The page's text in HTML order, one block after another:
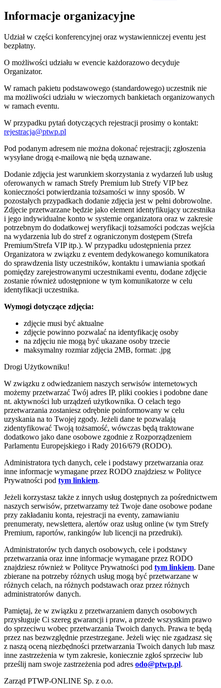
Informacje organizacyjne
Udział w części konferencyjnej oraz wystawienniczej eventu jest
bezpłatny.
O możliwości udziału w evencie każdorazowo decyduje
Organizator.
W ramach pakietu podstawowego (standardowego) uczestnik nie
ma możliwości udziału w wieczornych bankietach organizowanych
w ramach eventu.
W przypadku pytań dotyczących rejestracji prosimy o kontakt:
rejestracja@ptwp.pl
Pod podanym adresem nie można dokonać rejestracji; zgłoszenia
wysyłane drogą e-mailową nie będą uznawane.
Dodanie zdjęcia jest warunkiem skorzystania z wydarzeń lub usług
oferowanych w ramach Strefy Premium lub Strefy VIP bez
konieczności potwierdzania tożsamości w inny sposób. W
pozostałych przypadkach dodanie zdjęcia jest w pełni dobrowolne.
Zdjęcie przetwarzane będzie jako element identyfikujący uczestnika
i jego indywidualne konto w systemie organizatora oraz w zakresie
potrzebnym do dodatkowej weryfikacji tożsamości podczas wejścia
na wydarzenia lub do stref z ograniczonym dostępem (Strefa
Premium/Strefa VIP itp.). W przypadku udostępnienia przez
Organizatora w związku z eventem dedykowanego komunikatora
do sprawdzenia listy uczestników, kontaktu i umawiania spotkań
pomiędzy zarejestrowanymi uczestnikami eventu, dodane zdjęcie
zostanie również udostępnione w tym komunikatorze w celu
identyfikacji uczestnika.
Wymogi dotyczące zdjęcia:
zdjęcie musi być aktualne
zdjęcie powinno pozwalać na identyfikację osoby
na zdjęciu nie mogą być ukazane osoby trzecie
maksymalny rozmiar zdjęcia 2MB, format: .jpg
Drogi Użytkowniku!
W związku z odwiedzaniem naszych serwisów internetowych
możemy przetwarzać Twój adres IP, pliki cookies i podobne dane
nt. aktywności lub urządzeń użytkownika. O celach tego
przetwarzania zostaniesz odrębnie poinformowany w celu
uzyskania na to Twojej zgody. Jeżeli dane te pozwalają
zidentyfikować Twoją tożsamość, wówczas będą traktowane
dodatkowo jako dane osobowe zgodnie z Rozporządzeniem
Parlamentu Europejskiego i Rady 2016/679 (RODO).
Administratora tych danych, cele i podstawy przetwarzania oraz
inne informacje wymagane przez RODO znajdziesz w Polityce
Prywatności pod tym linkiem.
Jeżeli korzystasz także z innych usług dostępnych za pośrednictwem
naszych serwisów, przetwarzamy też Twoje dane osobowe podane
przy zakładaniu konta, rejestracji na eventy, zamawianiu
prenumeraty, newslettera, alertów oraz usług online (w tym Strefy
Premium, raportów, rankingów lub licencji na przedruki).
Administratorów tych danych osobowych, cele i podstawy
przetwarzania oraz inne informacje wymagane przez RODO
znajdziesz również w Polityce Prywatności pod tym linkiem. Dane
zbierane na potrzeby różnych usług mogą być przetwarzane w
różnych celach, na różnych podstawach oraz przez różnych
administratorów danych.
Pamiętaj, że w związku z przetwarzaniem danych osobowych
przysługuje Ci szereg gwarancji i praw, a przede wszystkim prawo
do sprzeciwu wobec przetwarzania Twoich danych. Prawa te będą
przez nas bezwzględnie przestrzegane. Jeżeli więc nie zgadzasz się
z naszą oceną niezbędności przetwarzania Twoich danych lub masz
inne zastrzeżenia w tym zakresie, koniecznie zgłoś sprzeciw lub
prześlij nam swoje zastrzeżenia pod adres odo@ptwp.pl.
Zarząd PTWP-ONLINE Sp. z o.o.